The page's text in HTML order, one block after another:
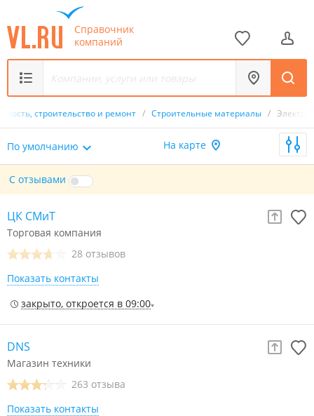
Справочник
компаний
строительство и ремонт / Строительные материалы /
По умолчанию На карте
С отзывами
ЦК СМиТ
Торговая компания
28 отзывов
Показать контакты
закрыто, откроется в 09:00
DNS
Магазин техники
263 отзыва
Показать контакты